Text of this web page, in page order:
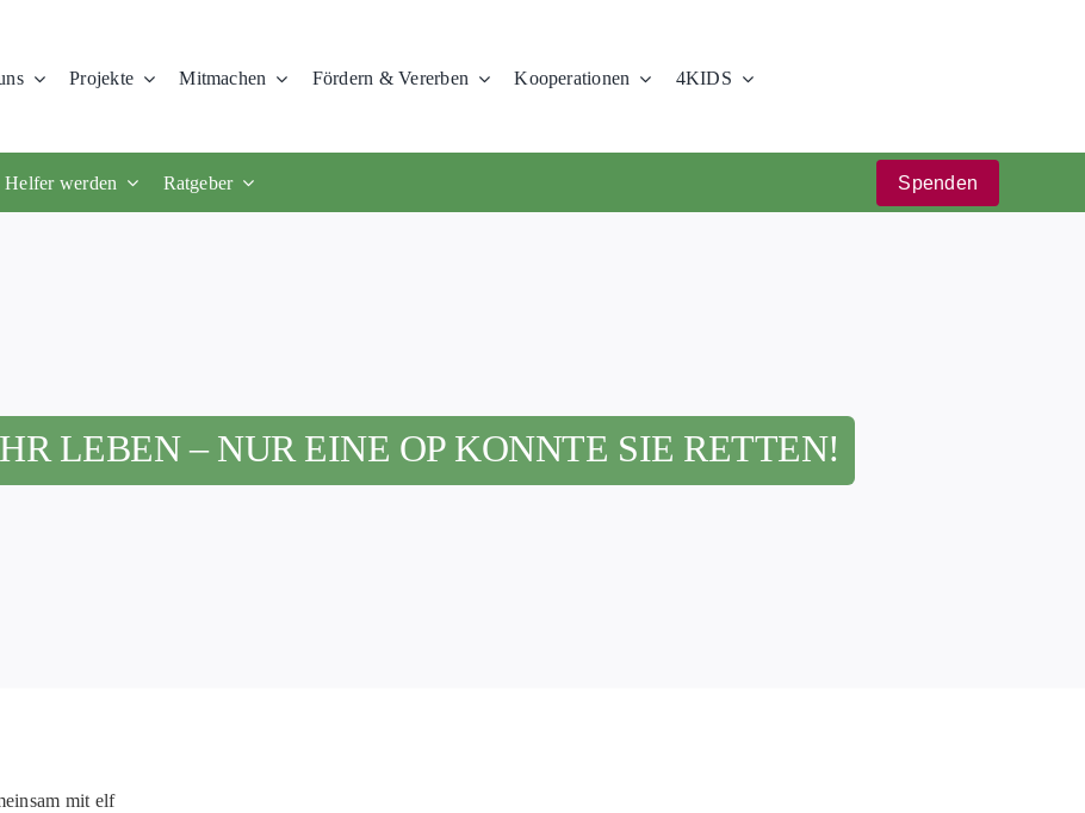
Projekte Mitmachen Fördern & Vererben Kooperationen 4KIDS
Helfer werden Ratgeber Spenden
LEBEN – NUR EINE OP KONNTE SIE RETTEN!
mit elf